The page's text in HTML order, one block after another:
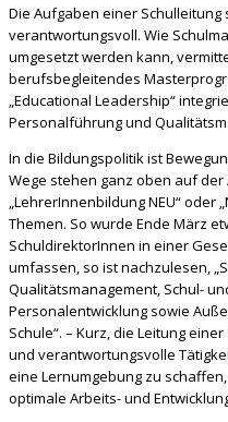
Die Aufgaben einer
verantwortungsvoll. Wie
umgesetzt werden kann,
berufsbegleitendes
„Educational Leadership“
Personalführung und
In die Bildungspolitik ist
Wege stehen ganz oben auf der
„LehrerInnenbildung NEU“
Themen. So wurde Ende März
SchuldirektorInnen in einer
umfassen, so ist nachzulesen,
Qualitätsmanagement, Schul-
Personalentwicklung sowie
Schule“. – Kurz, die Leitung
und verantwortungsvolle
eine Lernumgebung zu
optimale Arbeits- und